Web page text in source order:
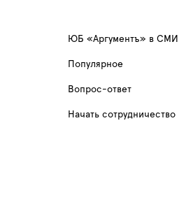
ЮБ «Аргументъ» в СМИ
Популярное
Вопрос-ответ
Начать сотрудничество